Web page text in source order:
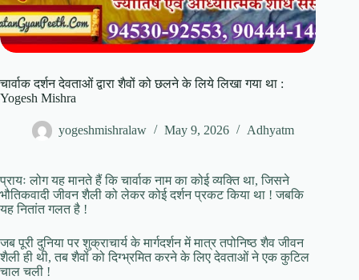
चार्वाक दर्शन देवताओं द्वारा शैवों को छलने के लिये लिखा गया था :
Yogesh Mishra
yogeshmishralaw May 9, 2026 Adhyatm
प्रायः लोग यह मानते हैं कि चार्वाक नाम का कोई व्यक्ति था, जिसने
भौतिकवादी जीवन शैली को लेकर कोई दर्शन प्रकट किया था ! जबकि
यह नितांत गलत है !
जब पूरी दुनिया पर शुक्राचार्य के मार्गदर्शन में मात्र तपोनिष्ठ शैव जीवन
शैली ही थी, तब शैवों को दिग्भ्रमित करने के लिए देवताओं ने एक कुटिल
चाल चली !